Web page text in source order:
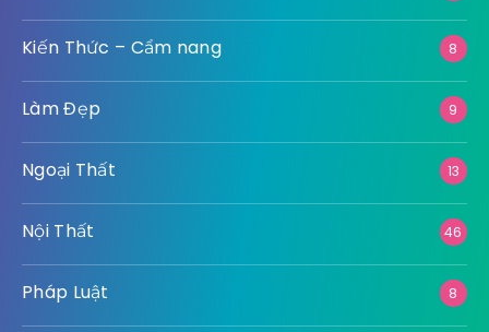
Kiến Thức – Cẩm nang 8
Làm Đẹp 9
Ngoại Thất 13
Nội Thất 46
Pháp Luật 8